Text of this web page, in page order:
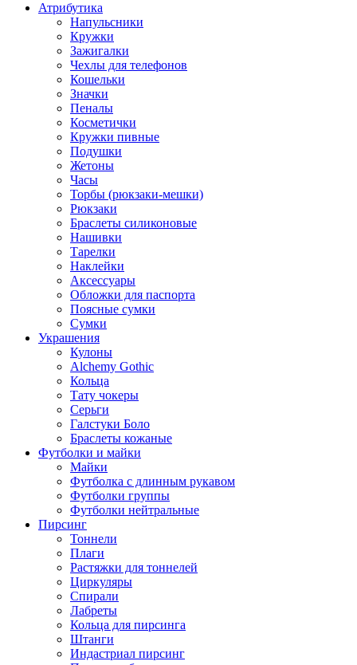
Атрибутика
Напульсники
Кружки
Зажигалки
Чехлы для телефонов
Кошельки
Значки
Пеналы
Косметички
Кружки пивные
Подушки
Жетоны
Часы
Торбы (рюкзаки-мешки)
Рюкзаки
Браслеты силиконовые
Нашивки
Тарелки
Наклейки
Аксессуары
Обложки для паспорта
Поясные сумки
Сумки
Украшения
Кулоны
Alchemy Gothic
Кольца
Тату чокеры
Серьги
Галстуки Боло
Браслеты кожаные
Футболки и майки
Майки
Футболка с длинным рукавом
Футболки группы
Футболки нейтральные
Пирсинг
Тоннели
Плаги
Растяжки для тоннелей
Циркуляры
Спирали
Лабреты
Кольца для пирсинга
Штанги
Индастриал пирсинг